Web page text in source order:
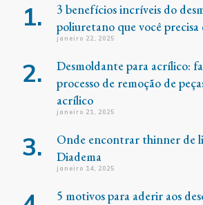
3 benefícios incríveis do
poliuretano que você precisa
janeiro 22, 2025
Desmoldante para acrílico:
processo de remoção de
acrílico
janeiro 21, 2025
Onde encontrar thinner de
Diadema
janeiro 14, 2025
5 motivos para aderir aos